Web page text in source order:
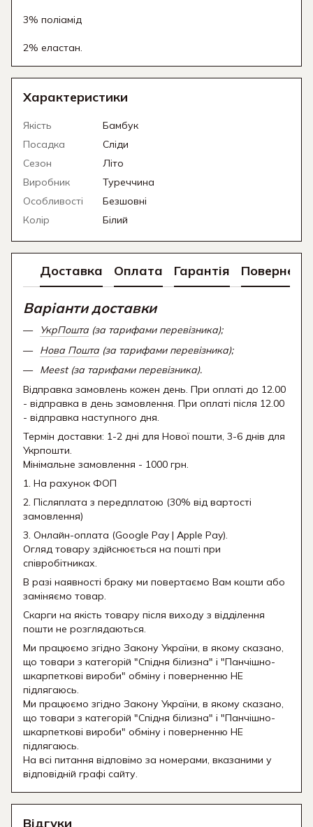
3% поліамід
2% еластан.
Характеристики
Якість
Бамбук
Посадка
Сліди
Сезон
Літо
Виробник
Туреччина
Особливості
Безшовні
Колір
Білий
Доставка Оплата Гарантія
Варіанти доставки
УкрПошта (за тарифами перевізника);
Нова Пошта (за тарифами перевізника);
Meest (за тарифами перевізника).
Відправка замовлень кожен день. При оплаті до 12.00
- відправка в день замовлення. При оплаті після 12.00
- відправка наступного дня.
Термін доставки: 1-2 дні для Нової пошти, 3-6 днів для
Укрпошти.
Мінімальне замовлення - 1000 грн.
1. На рахунок ФОП
2. Післяплата з передплатою (30% від вартості
замовлення)
3. Онлайн-оплата (Google Pay | Apple Pay).
Огляд товару здійснюється на пошті при
співробітниках.
В разі наявності браку ми повертаємо Вам кошти або
заміняємо товар.
Скарги на якість товару після виходу з відділення
пошти не розглядаються.
Ми працюємо згідно Закону України, в якому сказано,
що товари з категорій "Спідня білизна" і "Панчішно-
шкарпеткові вироби" обміну і поверненню НЕ
підлягаюсь.
Ми працюємо згідно Закону України, в якому сказано,
що товари з категорій "Спідня білизна" і "Панчішно-
шкарпеткові вироби" обміну і поверненню НЕ
підлягаюсь.
На всі питання відповімо за номерами, вказаними у
відповідній графі сайту.
Відгуки